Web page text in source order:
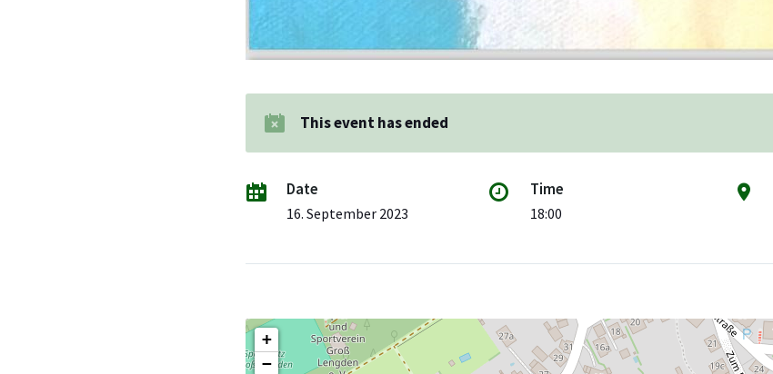
This event has ended
Date
16. September 2023
Time
18:00
+
−